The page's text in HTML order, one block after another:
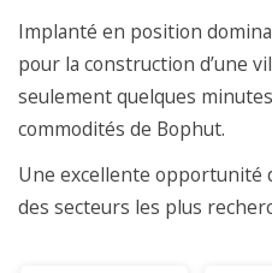
Implanté en position
pour la construction d’une
seulement quelques
commodités de Bophut.
Une excellente opportunité
des secteurs les plus